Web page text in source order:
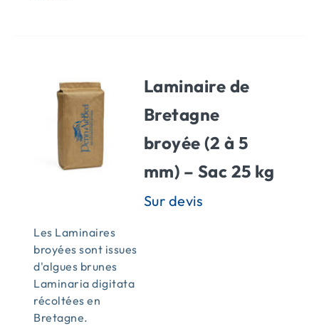
Laminaire de
Bretagne
broyée (2 à 5
mm) – Sac 25 kg
Les Laminaires
broyées sont issues
d'algues brunes
Laminaria digitata
récoltées en
Bretagne.